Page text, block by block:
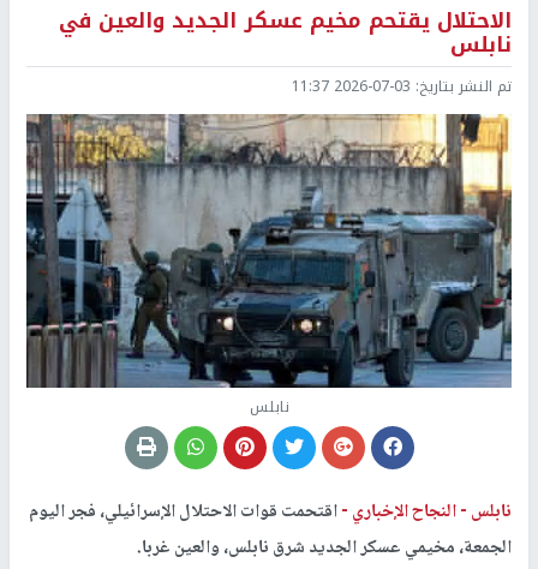
الاحتلال يقتحم مخيم عسكر الجديد والعين في
نابلس
تم النشر بتاريخ: 2026-07-03 11:37
نابلس
نابلس -النجاح الإخباري -اقتحمت قوات الاحتلال الإسرائيلي، فجر اليوم
الجمعة، مخيمي عسكر الجديد شرق نابلس، والعين غربا.